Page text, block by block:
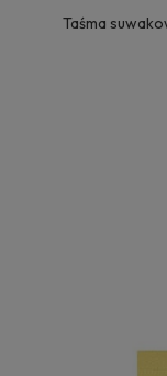
Taśma